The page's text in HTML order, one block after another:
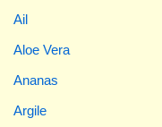
Ail
Aloe Vera
Ananas
Argile